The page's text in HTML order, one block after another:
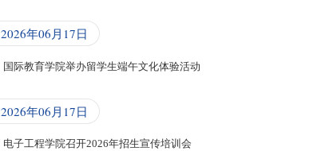
2026年06月17日
国际教育学院举办留学生端午文化体验活动
2026年06月17日
电子工程学院召开2026年招生宣传培训会